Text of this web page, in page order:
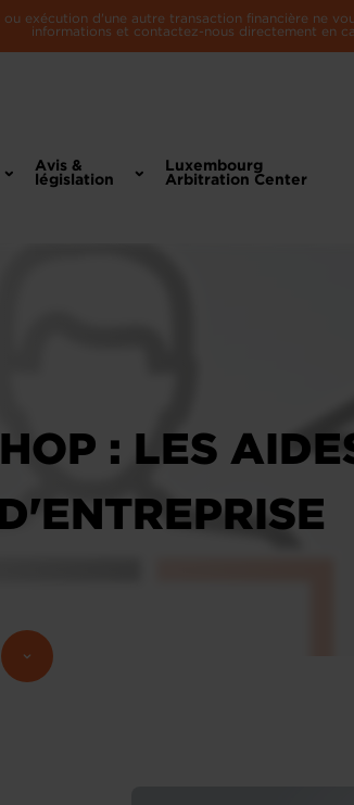
exécution d'une autre transaction financière ne
informations et contactez-nous directement en
Avis &
législation
Luxembourg
Arbitration Center
: LES